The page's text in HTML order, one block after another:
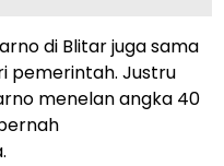
di Blitar juga sama
pemerintah. Justru
menelan angka 40